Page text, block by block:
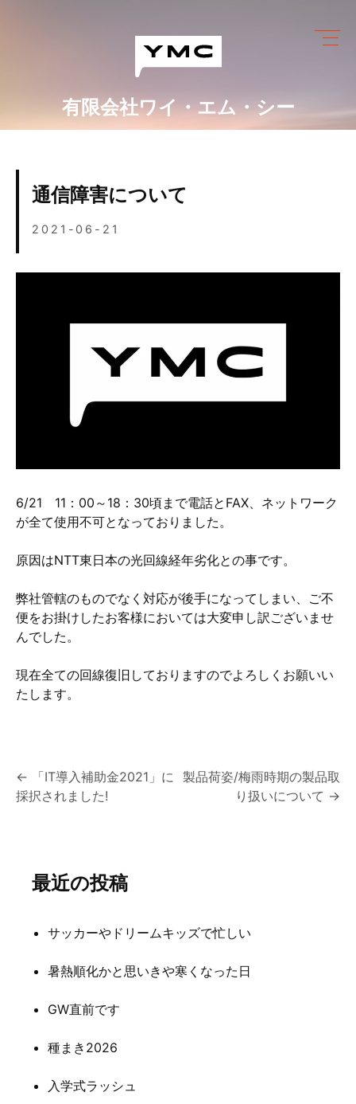
有限会社ワイ・エム・シー
ワイ・エム・シーにできること
会社情報
営業カレンダー
ブログ
お問い合わせ
通信障害について
2021-06-21
6/21 11：00～18：30頃まで電話とFAX、ネットワーク
が全て使用不可となっておりました。
原因はNTT東日本の光回線経年劣化との事です。
弊社管轄のものでなく対応が後手になってしまい、ご不
便をお掛けしたお客様においては大変申し訳ございませ
んでした。
現在全ての回線復旧しておりますのでよろしくお願いい
たします。
投
稿
ゲ
ョ
ン
←
「IT導入補助金2021」に
採択されました!
製品荷姿/梅雨時期の製品取
り扱いについて →
最近の投稿
サッカーやドリームキッズで忙しい
暑熱順化かと思いきや寒くなった日
GW直前です
種まき2026
入学式ラッシュ